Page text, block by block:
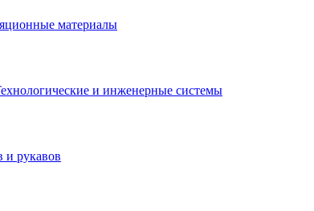
материалы
и инженерные системы
и рукавов